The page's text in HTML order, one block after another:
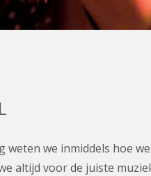
we inmiddels hoe
altijd voor de juiste